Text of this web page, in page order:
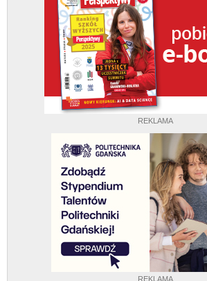
REKLAMA
REKLAMA